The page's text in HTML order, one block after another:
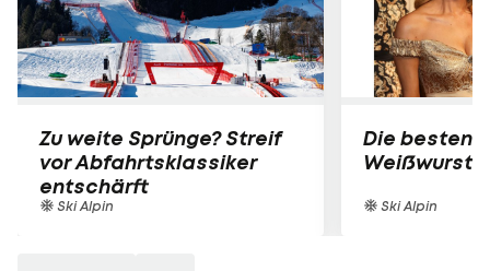
Zu weite Sprünge? Streif
vor Abfahrtsklassiker
entschärft
Ski Alpin
Die besten
Weißwurst-
Ski Alpin